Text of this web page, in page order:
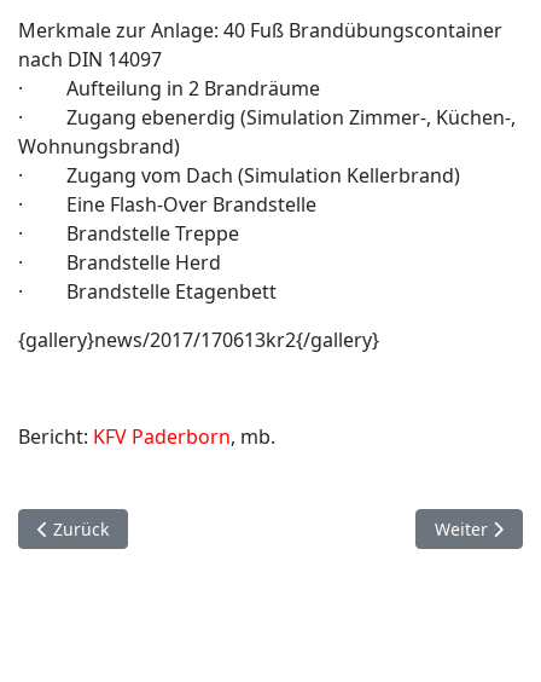
Merkmale zur Anlage: 40 Fuß Brandübungscontainer
nach DIN 14097
· Aufteilung in 2 Brandräume
· Zugang ebenerdig (Simulation Zimmer-, Küchen-,
Wohnungsbrand)
· Zugang vom Dach (Simulation Kellerbrand)
· Eine Flash-Over Brandstelle
· Brandstelle Treppe
· Brandstelle Herd
· Brandstelle Etagenbett
{gallery}news/2017/170613kr2{/gallery}
Bericht: KFV Paderborn, mb.
Vorheriger Beitrag: 17. Juni. Delbrück.
Zurück Nächster
Weiter